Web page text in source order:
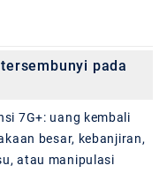
pada
7G+: uang kembali
besar, kebanjiran,
atau manipulasi